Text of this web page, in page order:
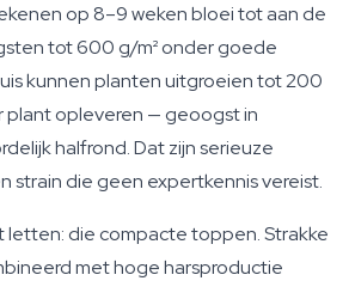
op 8–9 weken bloei tot aan de
tot 600 g/m² onder goede
kunnen planten uitgroeien tot 200
plant opleveren — geoogst in
halfrond. Dat zijn serieuze
strain die geen expertkennis vereist.
letten: die compacte toppen. Strakke
met hoge harsproductie